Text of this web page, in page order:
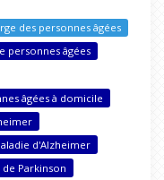
des personnes âgées
personnes âgées
âgées à domicile
d'Alzheimer
de Parkinson